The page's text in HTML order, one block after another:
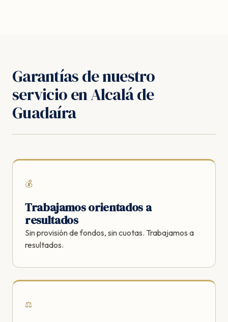
Garantías de nuestro
servicio en Alcalá de
Guadaíra
💰
Trabajamos orientados a
resultados
Sin provisión de fondos, sin cuotas. Trabajamos a
resultados.
⚖️